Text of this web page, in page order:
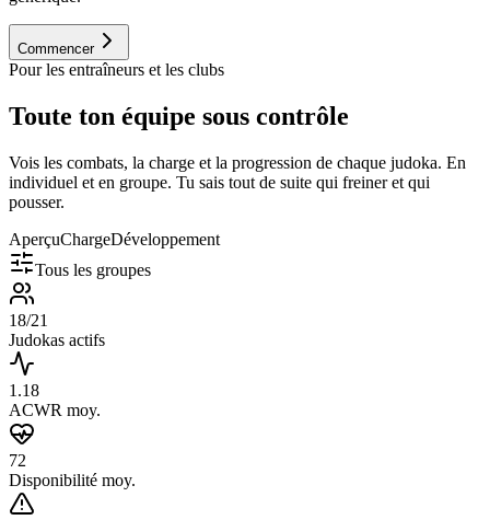
Commencer
Pour les entraîneurs et les clubs
Toute ton équipe sous contrôle
Vois les combats, la charge et la progression de chaque judoka. En
individuel et en groupe. Tu sais tout de suite qui freiner et qui
pousser.
AperçuChargeDéveloppement
Tous les groupes
18/21
Judokas actifs
1.18
ACWR moy.
72
Disponibilité moy.